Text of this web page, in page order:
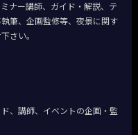
ナー講師、ガイド・解説、テ
筆、企画監修等、夜景に関す
さい。
、講師、イベントの企画・監